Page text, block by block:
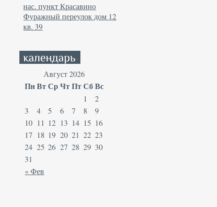
нас. пункт Красавино
Фуражный переулок дом 12
кв. 39
Август 2026
ПнВтСрЧтПтСбВс
« Фев
1
2
3
4 5 6 7 8
9
10 11 12 13 14 15 16
17 18 19 20 21 22 23
24 25 26 27 28 29 30
31